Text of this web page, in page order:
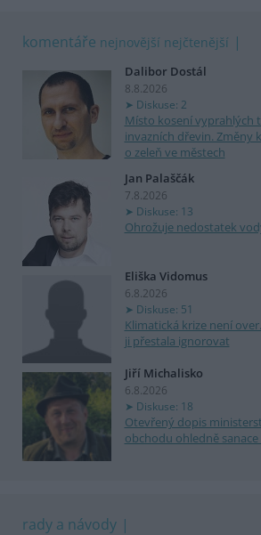
komentáře nejnovější nejčtenější
Dalibor Dostál
8.8.2026
Diskuse: 2
Místo kosení vyprahlých
invazních dřevin. Změny
o zeleň ve městech
Jan Palaščák
7.8.2026
Diskuse: 13
Ohrožuje nedostatek
Eliška Vidomus
6.8.2026
Diskuse: 51
Klimatická krize není
ji přestala ignorovat
Jiří Michalisko
6.8.2026
Diskuse: 18
Otevřený dopis
obchodu ohledně
rady a návody